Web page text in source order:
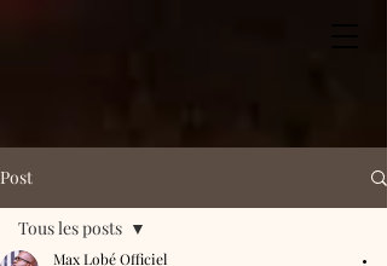
Post
Tous les posts
Max Lobé Officiel